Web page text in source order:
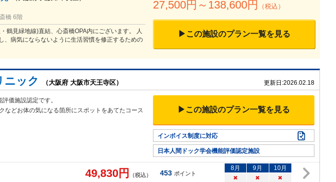
橋 6階
鶴見緑地線)直結、心斎橋OPA内にございます。 人
、病気にならないように生活習慣を修正するための
27,500円～ 138,600円 （税込）
▶この施設のプラン一覧を見る
ニック （大阪府 大阪市天王寺区） 更新日:2026.02.18
価施設認定です。
などお体の気になる箇所にスポットをあてたコース
▶この施設のプラン一覧を見る
インボイス制度に対応
日本人間ドック学会機能評価認定施設
49,830円 （税込） 453 ポイント
8月 9月 10月
×
× ×